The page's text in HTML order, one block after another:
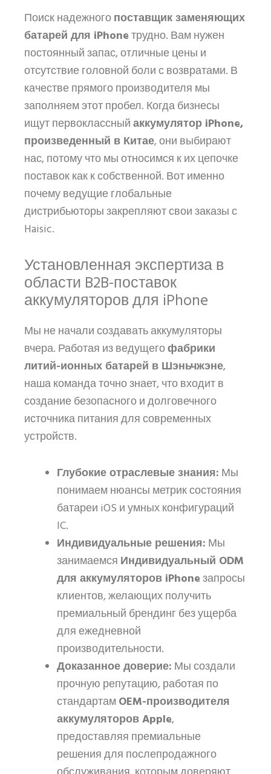
Поиск надежногопоставщик заменяющих
батарей для iPhoneтрудно. Вам нужен
постоянный запас, отличные цены и
отсутствие головной боли с возвратами. В
качестве прямого производителя мы
заполняем этот пробел. Когда бизнесы
ищут первоклассныйаккумулятор iPhone,
произведенный в Китае, они выбирают
нас, потому что мы относимся к их цепочке
поставок как к собственной. Вот именно
почему ведущие глобальные
дистрибьюторы закрепляют свои заказы с
Haisic.
Установленная экспертиза в
области B2B-поставок
аккумуляторов для iPhone
Мы не начали создавать аккумуляторы
вчера. Работая из ведущегофабрики
литий-ионных батарей в Шэньчжэне,
наша команда точно знает, что входит в
создание безопасного и долговечного
источника питания для современных
устройств.
Глубокие отраслевые знания: Мы
понимаем нюансы метрик состояния
батареи iOS и умных конфигураций
IC.
Индивидуальные решения: Мы
занимаемся Индивидуальный ODM
для аккумуляторов iPhoneзапросы
клиентов, желающих получить
премиальный брендинг без ущерба
для ежедневной
производительности.
Доказанное доверие: Мы создали
прочную репутацию, работая по
стандартам OEM-производителя
аккумуляторов Apple,
предоставляя премиальные
решения для послепродажного